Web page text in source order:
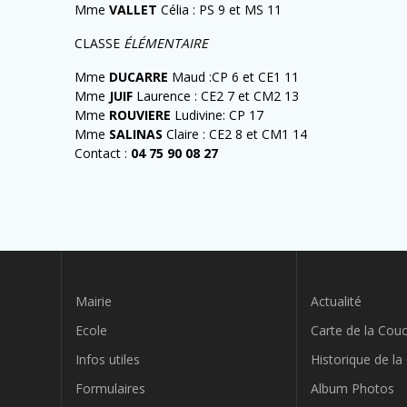
MmeVALLETCélia : PS 9 et MS 11
CLASSE ÉLÉMENTAIRE
Mme DUCARRE Maud :CP 6 et CE1 11
Mme JUIF Laurence : CE2 7 et CM2 13
Mme ROUVIERE Ludivine: CP 17
Mme SALINAS Claire : CE2 8 et CM1 14
Contact : 04 75 90 08 27
Mairie
Ecole
Infos utiles
Formulaires
Actualité
Carte de la
Historique de la
Album Photos